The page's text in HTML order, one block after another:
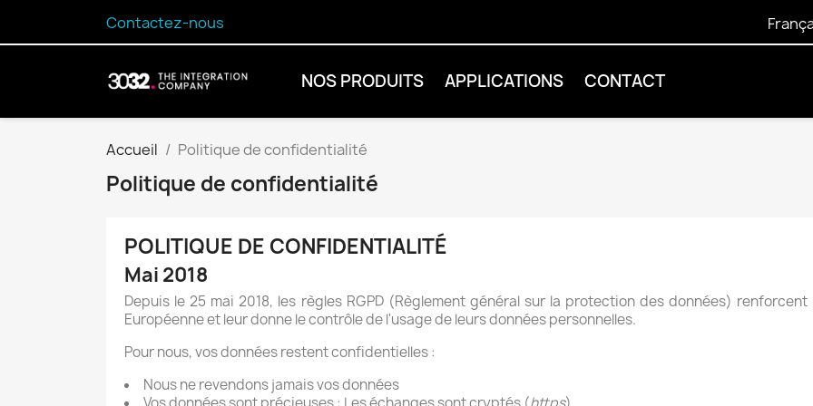
Contactez-nous
NOS PRODUITS APPLICATIONS CONTACT
Accueil Politique de confidentialité
Politique de confidentialité
POLITIQUE DE CONFIDENTIALITÉ
Mai 2018
Depuis le 25 mai 2018, les règles RGPD (Règlement général sur la protection des données)
Européenne et leur donne le contrôle de l'usage de leurs données personnelles.
Pour nous, vos données restent confidentielles :
Nous ne revendons jamais vos données